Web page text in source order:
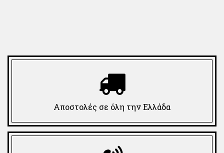
Αποστολές σε όλη την Ελλάδα